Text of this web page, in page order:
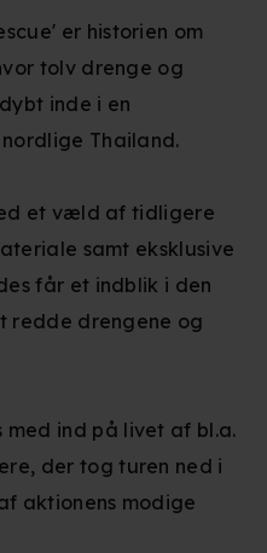
er historien om
tolv drenge og
inde i en
Thailand.
et væld af tidligere
samt eksklusive
får et indblik i den
redde drengene og
med ind på livet af bl.a.
der tog turen ned i
aktionens modige